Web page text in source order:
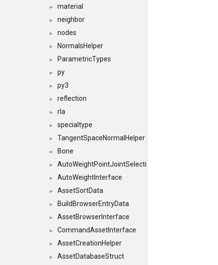
► material
► neighbor
► nodes
► NormalsHelper
► ParametricTypes
► py
► py3
► reflection
► rla
► specialtype
► TangentSpaceNormalHelper
► Bone
► AutoWeightPointJointSelections
► AutoWeightInterface
► AssetSortData
► BuildBrowserEntryData
► AssetBrowserInterface
► CommandAssetInterface
► AssetCreationHelper
► AssetDatabaseStruct